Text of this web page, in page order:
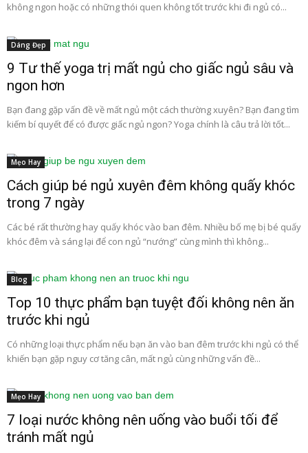
không ngon hoặc có những thói quen không tốt trước khi đi ngủ có...
Dáng Đẹp
9 Tư thế yoga trị mất ngủ cho giấc ngủ sâu và
ngon hơn
Bạn đang gặp vấn đề về mất ngủ một cách thường xuyên? Bạn đang tìm
kiếm bí quyết để có được giấc ngủ ngon? Yoga chính là câu trả lời tốt...
Mẹo Hay
Cách giúp bé ngủ xuyên đêm không quấy khóc
trong 7 ngày
Các bé rất thường hay quấy khóc vào ban đêm. Nhiều bố mẹ bị bé quấy
khóc đêm và sáng lại để con ngủ “nướng” cùng mình thì không...
Blog
Top 10 thực phẩm bạn tuyệt đối không nên ăn
trước khi ngủ
Có những loại thực phẩm nếu bạn ăn vào ban đêm trước khi ngủ có thể
khiến bạn gặp nguy cơ tăng cân, mất ngủ cùng những vấn đề...
Mẹo Hay
7 loại nước không nên uống vào buổi tối để
tránh mất ngủ